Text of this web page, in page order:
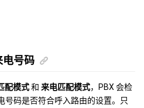
电号码
配模式和 来电匹配模式，PBX 会检
号码是否符合呼入路由的设置。只